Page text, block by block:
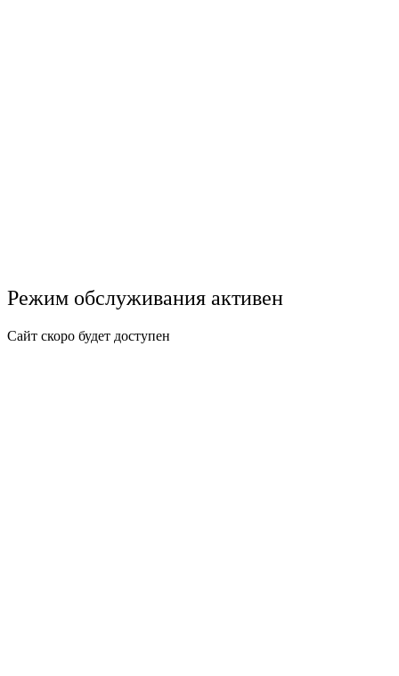
Режим обслуживания активен
Сайт скоро будет доступен